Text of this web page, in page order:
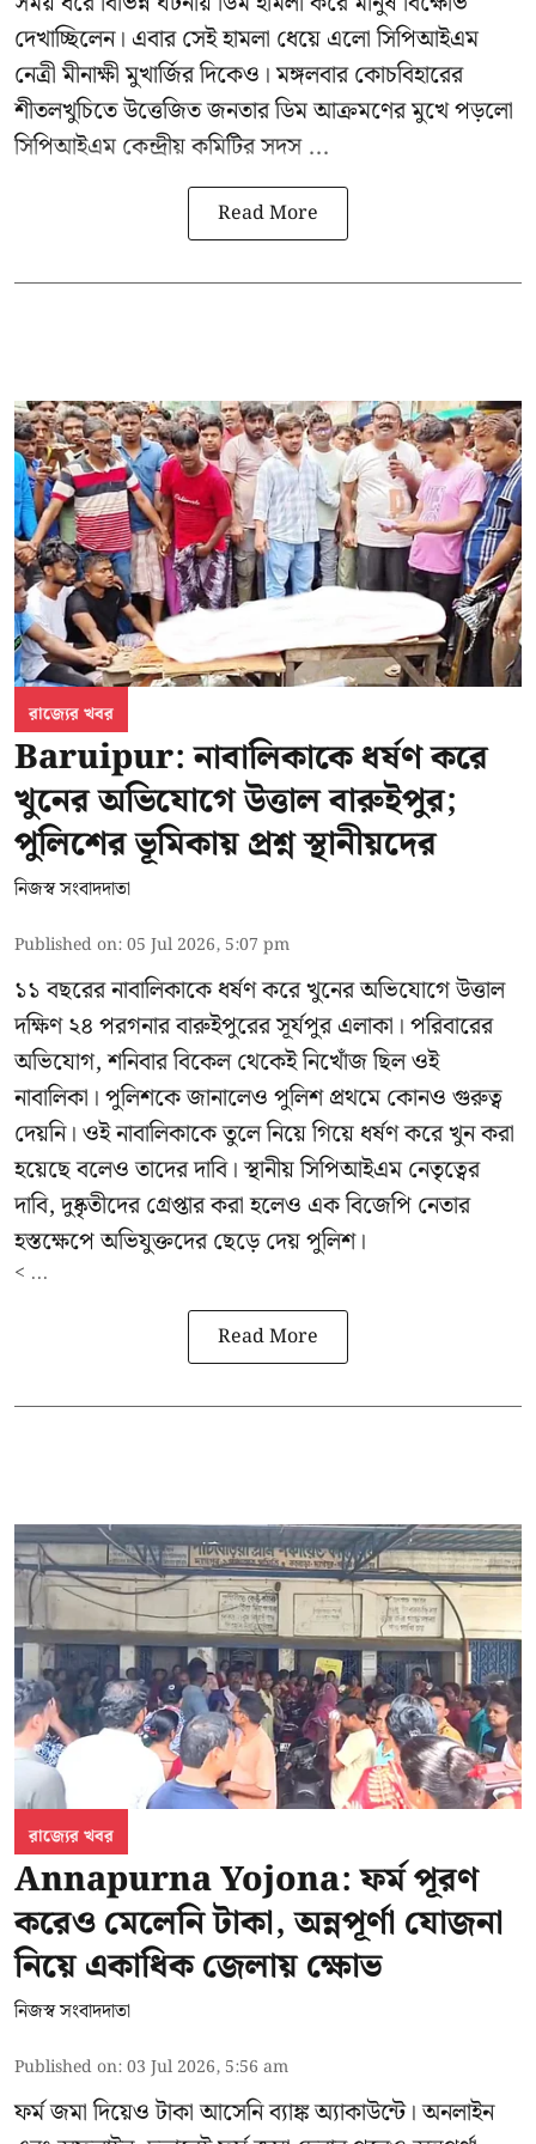
দেখাচ্ছিলেন। এবার সেই হামলা ধেয়ে এলোসিপিআইএম
নেত্রী মীনাক্ষী মুখার্জিরদিকেও। মঙ্গলবার কোচবিহারের
শীতলখুচিতে উত্তেজিত জনতার ডিম আক্রমণের মুখে পড়লো
সিপিআইএম কেন্দ্রীয় কমিটির সদস ...
Read More
রাজ্যের খবর
Baruipur: নাবালিকাকে ধর্ষণ করে
খুনের অভিযোগে উত্তাল বারুইপুর;
পুলিশের ভূমিকায় প্রশ্ন স্থানীয়দের
নিজস্ব সংবাদদাতা
Published on:05 Jul 2026, 5:07 pm
১১ বছরের নাবালিকাকে ধর্ষণ করে খুনের অভিযোগে উত্তাল
দক্ষিণ ২৪ পরগনার বারুইপুরের সূর্যপুর এলাকা। পরিবারের
অভিযোগ, শনিবার বিকেল থেকেই নিখোঁজ ছিল ওই
নাবালিকা। পুলিশকে জানালেও পুলিশ প্রথমে কোনও গুরুত্ব
দেয়নি। ওই নাবালিকাকে তুলে নিয়ে গিয়ে ধর্ষণ করে খুন করা
হয়েছে বলেও তাদের দাবি। স্থানীয় সিপিআইএম নেতৃত্বের
দাবি, দুষ্কৃতীদের গ্রেপ্তার করা হলেও এক বিজেপি নেতার
হস্তক্ষেপে অভিযুক্তদের ছেড়ে দেয় পুলিশ।
< ...
Read More
রাজ্যের খবর
Annapurna Yojona: ফর্ম পূরণ
করেও মেলেনি টাকা, অন্নপূর্ণা যোজনা
নিয়ে একাধিক জেলায় ক্ষোভ
নিজস্ব সংবাদদাতা
Published on:03 Jul 2026, 5:56 am
ফর্ম জমা দিয়েও টাকা আসেনি ব্যাঙ্ক অ্যাকাউন্টে। অনলাইন